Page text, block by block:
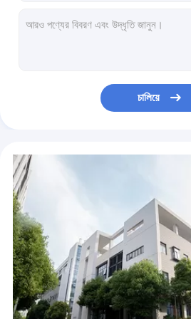
হেলিকোব্যাক্টর পাইলোরি অ্যান্টিজেন র‌্যাপিড টেস্ট ক্যাসেট ফেকাল নমুনা
ব্লাড সুগার মনিটর হিমোগ্লোবিন A1C টেস্ট স্ট্রিপস
ডায়াবেটিস নির্ণয়ের জন্য গ্লাইকোসিলেটেড হিমোগ্লোবিন টেস্ট কিট সময় দ্বারা
চালিয়ে